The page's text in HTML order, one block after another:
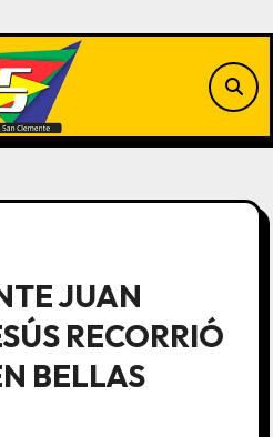
JUAN
RECORRIÓ
BELLAS